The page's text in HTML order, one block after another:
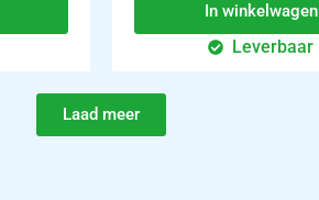
In winkelwagen
Leverbaar
Laad meer